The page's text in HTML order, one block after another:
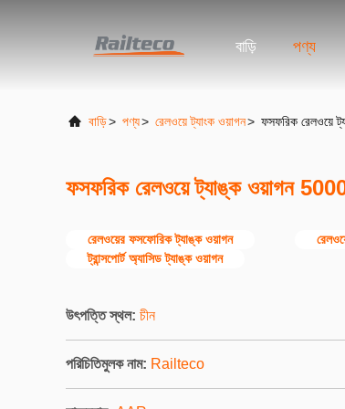
বাড়ি পণ্য
বাড়ি> পণ্য> রেলওয়ে ট্যাংক ওয়াগন> ফসফরিক রেলওয়ে
ফসফরিক রেলওয়ে ট্যাঙ্ক ওয়াগন
রেলওয়ের ফসফোরিক ট্যাঙ্ক ওয়াগন
ট্রান্সপোর্ট অ্যাসিড ট্যাঙ্ক ওয়াগন
উৎপত্তি স্থল: চীন
পরিচিতিমুলক নাম: Railteco